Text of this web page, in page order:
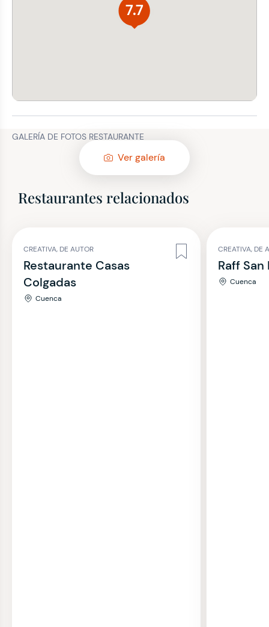
7.7
GALERÍA DE FOTOS RESTAURANTE
Ver galería
Restaurantes relacionados
CREATIVA, DE AUTOR
Restaurante Casas
Colgadas
Cuenca
CREATIVA, DE
Raff San
Cuenca